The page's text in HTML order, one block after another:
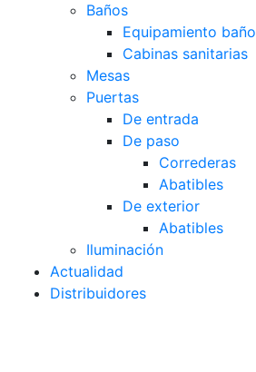
Baños
Equipamiento baño
Cabinas sanitarias
Mesas
Puertas
De entrada
De paso
Correderas
Abatibles
De exterior
Abatibles
Iluminación
Actualidad
Distribuidores